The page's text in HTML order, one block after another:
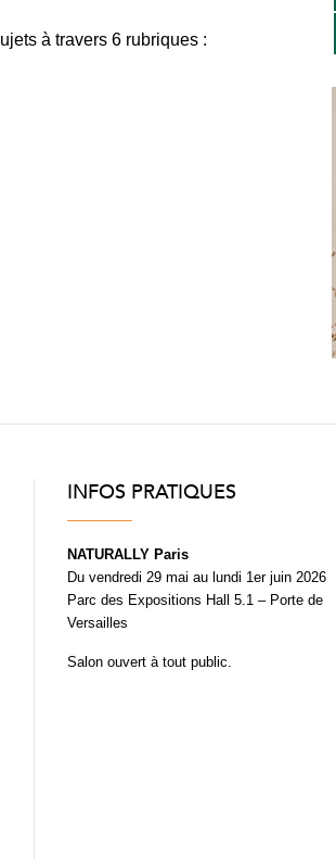
à travers 6 rubriques :
INFOS PRATIQUES
NATURALLY Paris
Du vendredi 29 mai au lundi 1er juin 2026
Parc des Expositions Hall 5.1 – Porte de
Versailles
Salon ouvert à tout public.